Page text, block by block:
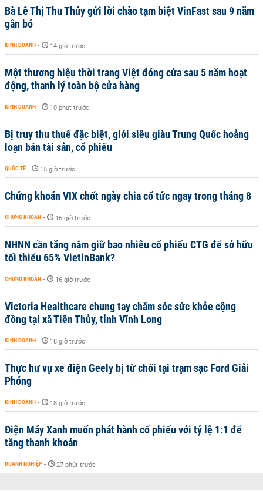
Bà Lê Thị Thu Thủy gửi lời chào tạm biệt VinFast sau 9 năm
gắn bó
KINH DOANH - 14 giờ trước
Một thương hiệu thời trang Việt đóng cửa sau 5 năm hoạt
động, thanh lý toàn bộ cửa hàng
KINH DOANH - 10 phút trước
Bị truy thu thuế đặc biệt, giới siêu giàu Trung Quốc hoảng
loạn bán tài sản, cổ phiếu
QUỐC TẾ - 15 giờ trước
Chứng khoán VIX chốt ngày chia cổ tức ngay trong tháng 8
CHỨNG KHOÁN - 16 giờ trước
NHNN cần tăng nắm giữ bao nhiêu cổ phiếu CTG để sở hữu
tối thiểu 65% VietinBank?
CHỨNG KHOÁN - 16 giờ trước
Victoria Healthcare chung tay chăm sóc sức khỏe cộng
đồng tại xã Tiên Thủy, tỉnh Vĩnh Long
KINH DOANH - 18 giờ trước
Thực hư vụ xe điện Geely bị từ chối tại trạm sạc Ford Giải
Phóng
KINH DOANH - 18 giờ trước
Điện Máy Xanh muốn phát hành cổ phiếu với tỷ lệ 1:1 để
tăng thanh khoản
DOANH NGHIỆP - 27 phút trước